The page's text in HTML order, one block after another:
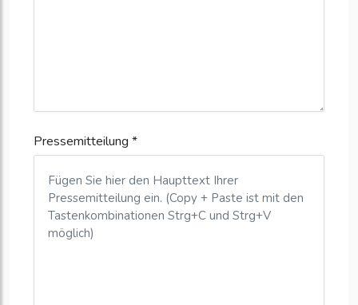
Pressemitteilung *